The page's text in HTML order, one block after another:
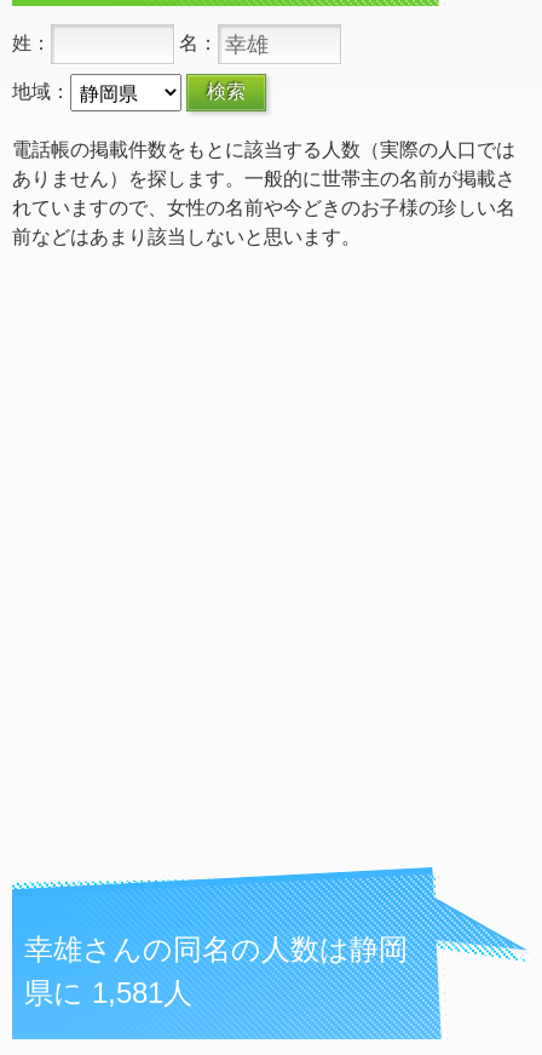
姓： 名：
地域：
電話帳の掲載件数をもとに該当する人数（実際の人口では
ありません）を探します。一般的に世帯主の名前が掲載さ
れていますので、女性の名前や今どきのお子様の珍しい名
前などはあまり該当しないと思います。
幸雄さんの同名の人数は静岡
県に 1,581人